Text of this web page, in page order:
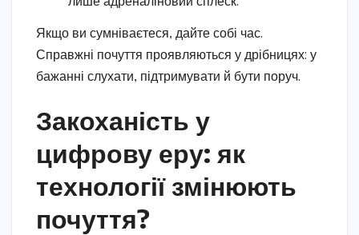
Якщо ви сумніваєтеся, дайте собі час.
Справжні почуття проявляються у дрібницях: у
бажанні слухати, підтримувати й бути поруч.
Закоханість у
цифрову еру: як
технології змінюють
почуття?